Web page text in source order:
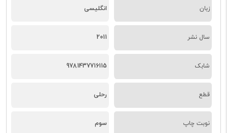
زبان انگلیسی
سال نشر 2011
شابک 9781437716115
قطع رحلی
نوبت چاپ سوم